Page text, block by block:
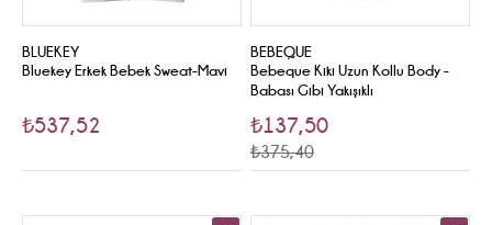
BLUEKEY
Bluekey Erkek Bebek Sweat-Mavi
₺537,52
BEBEQUE
Bebeque Kiki Uzun Kollu Body -
Babası Gibi Yakışıklı
₺137,50
₺375,40